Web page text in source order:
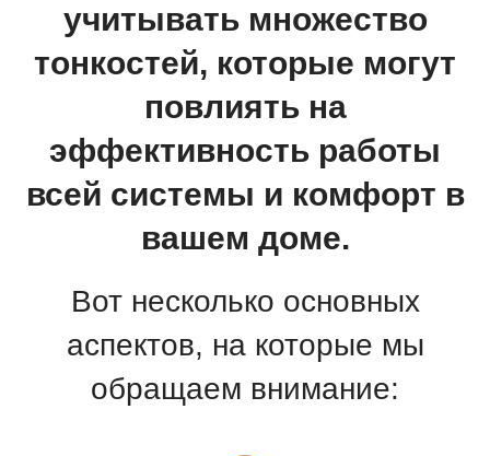
учитывать множество
тонкостей, которые могут
повлиять на
эффективность работы
всей системы и комфорт в
вашем доме.
Вот несколько основных
аспектов, на которые мы
обращаем внимание: